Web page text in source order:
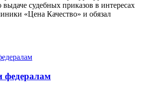
выдаче судебных приказов в интересах
«Цена Качество» и обязал
федералам